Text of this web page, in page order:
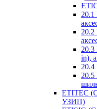
in),
20.5
ETITEC
УЗИП)